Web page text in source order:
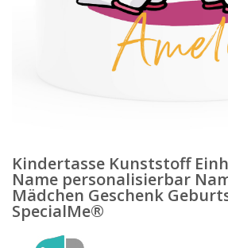
Kindertasse Kunststoff
Name personalisierbar
Mädchen Geschenk
SpecialMe®